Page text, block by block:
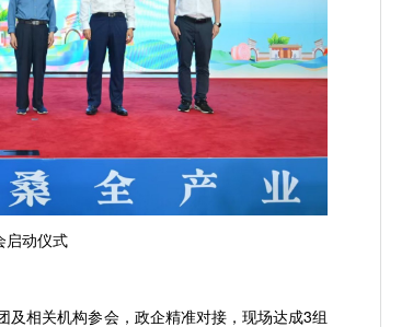
启动仪式
相关机构参会，政企精准对接，现场达成3组